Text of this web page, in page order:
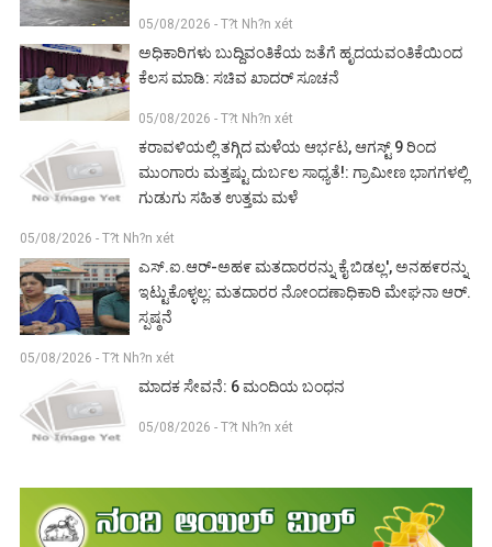
05/08/2026 - T?t Nh?n xét
ಅಧಿಕಾರಿಗಳು ಬುದ್ದಿವಂತಿಕೆಯ ಜತೆಗೆ ಹೃದಯವಂತಿಕೆಯಿಂದ
ಕೆಲಸ ಮಾಡಿ: ಸಚಿವ ಖಾದರ್ ಸೂಚನೆ
05/08/2026 - T?t Nh?n xét
ಕರಾವಳಿಯಲ್ಲಿ ತಗ್ಗಿದ ಮಳೆಯ ಆರ್ಭಟ, ಆಗಸ್ಟ್ 9 ರಿಂದ
ಮುಂಗಾರು ಮತ್ತಷ್ಟು ದುರ್ಬಲ ಸಾಧ್ಯತೆ!: ಗ್ರಾಮೀಣ ಭಾಗಗಳಲ್ಲಿ
ಗುಡುಗು ಸಹಿತ ಉತ್ತಮ ಮಳೆ
05/08/2026 - T?t Nh?n xét
ಎಸ್.ಐ.ಆರ್-ಅಹ೯ ಮತದಾರರನ್ನು ಕೈ ಬಿಡಲ್ಲ', ಅನಹ೯ರನ್ನು
ಇಟ್ಟುಕೊಳ್ಳಲ್ಲ: ಮತದಾರರ ನೋಂದಣಾಧಿಕಾರಿ ಮೇಘನಾ ಆರ್.
ಸ್ಪಷ್ಠನೆ
05/08/2026 - T?t Nh?n xét
ಮಾದಕ ಸೇವನೆ: 6 ಮಂದಿಯ ಬಂಧನ
05/08/2026 - T?t Nh?n xét